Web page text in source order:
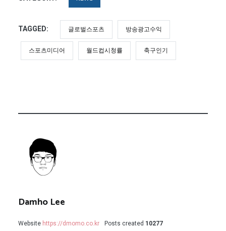
TAGGED: 글로벌스포츠 방송광고수익
스포츠미디어 월드컵시청률 축구인기
Damho Lee
Website https://dmomo.co.kr Posts created 10277